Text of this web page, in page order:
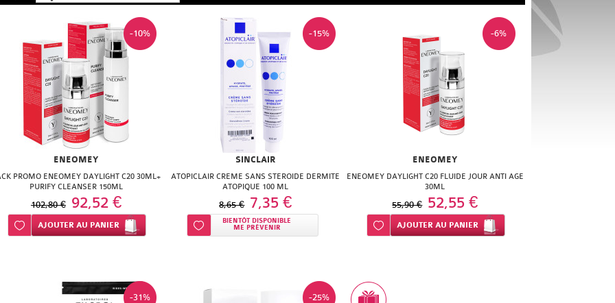
-10%
ENEOMEY
PROMO ENEOMEY DAYLIGHT C20 30ML+
PURIFY CLEANSER 150ML
102,80 € 92,52 €
Ajouter à ma liste d’envie
AJOUTER AU PANIER
-15%
SINCLAIR
ATOPICLAIR CREME SANS STEROIDE DERMITE
ATOPIQUE 100 ML
8,65 € 7,35 €
Ajouter à ma liste d’envie
BIENTÔT DISPONIBLE
ME PRÉVENIR
-6%
ENEOMEY
ENEOMEY DAYLIGHT C20 FLUIDE JOUR ANTI AGE
30ML
55,90 € 52,55 €
Ajouter à ma liste d’envie
AJOUTER AU PANIER
-31% -25%